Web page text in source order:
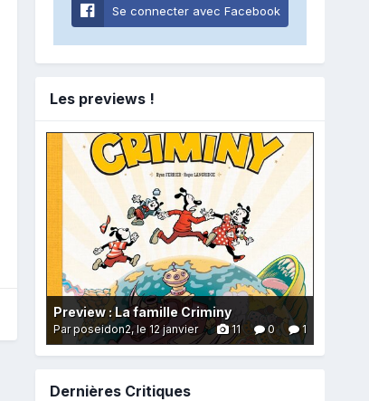
Se connecter avec Facebook
Les previews !
Preview : La famille Criminy
Par poseidon2,le 12 janvier 1
0
11
Dernières Critiques